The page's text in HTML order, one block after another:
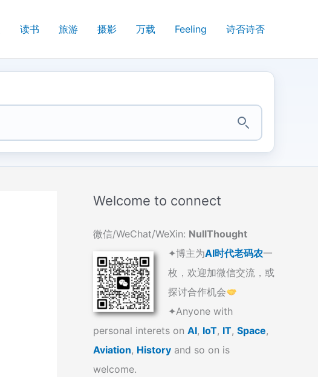
读书 旅游 摄影 万载 Feeling 诗否诗否
Welcome to connect
微信/WeChat/WeXin: NullThought
✦博主为AI时代老码农一
枚，欢迎加微信交流，或
探讨合作机会
✦Anyone with
personal interets on AI, IoT, IT, Space,
Aviation, History and so on is
welcome.